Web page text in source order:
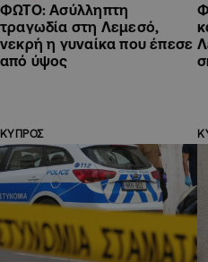
ΦΩΤΟ: Ασύλληπτη
τραγωδία στη Λεμεσό,
νεκρή η γυναίκα που έπεσε
από ύψος
ΚΥΠΡΟΣ